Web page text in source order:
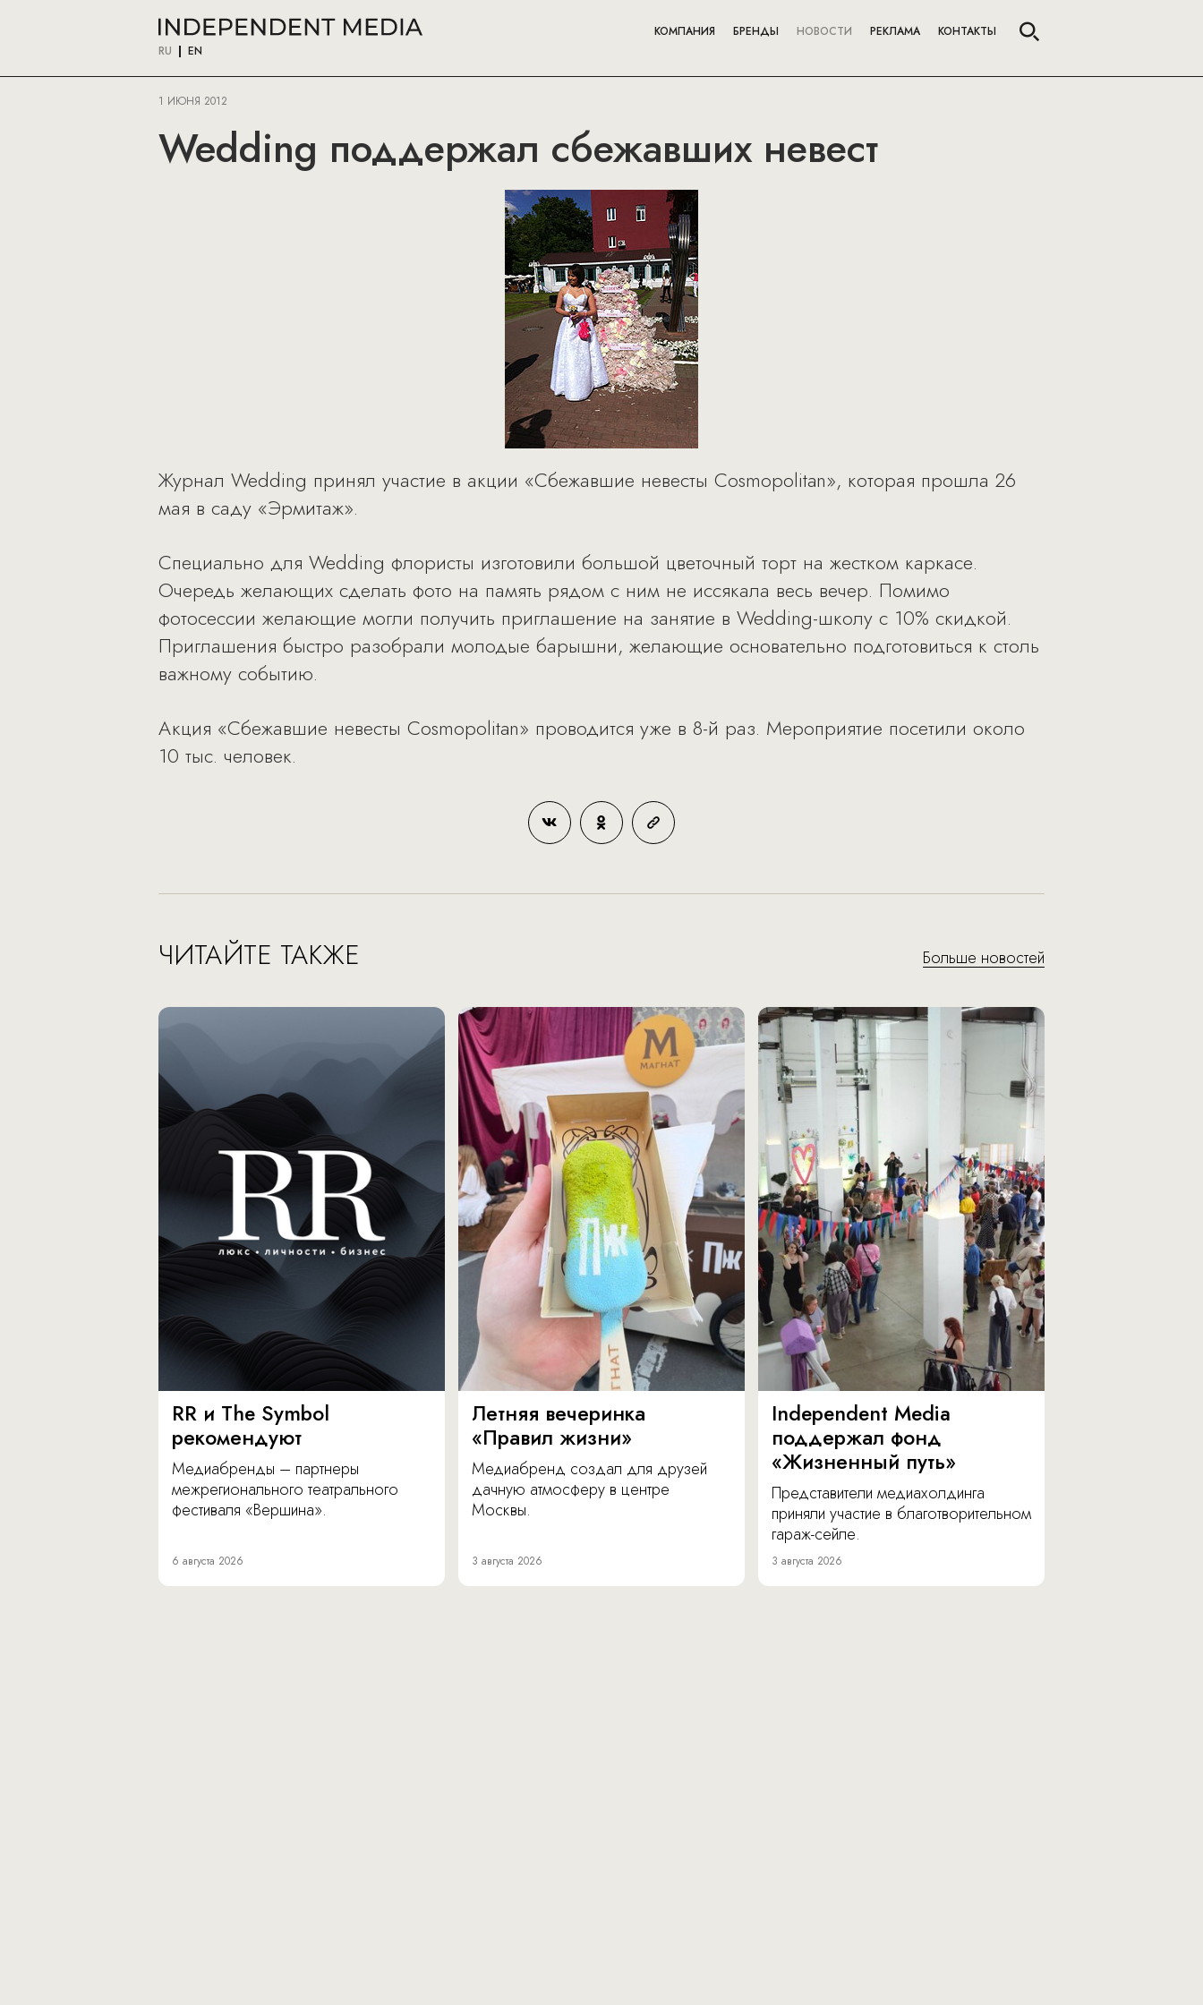
RU EN
КОМПАНИЯ БРЕНДЫ НОВОСТИ РЕКЛАМА КОНТАКТЫ
1 ИЮНЯ 2012
Wedding поддержал сбежавших невест
Журнал Wedding принял участие в акции «Сбежавшие невесты Cosmopolitan», которая прошла 26
мая в саду «Эрмитаж».
Специально для Wedding флористы изготовили большой цветочный торт на жестком каркасе.
Очередь желающих сделать фото на память рядом с ним не иссякала весь вечер. Помимо
фотосессии желающие могли получить приглашение на занятие в Wedding-школу с 10% скидкой.
Приглашения быстро разобрали молодые барышни, желающие основательно подготовиться к столь
важному событию.
Акция «Сбежавшие невесты Cosmopolitan» проводится уже в 8-й раз. Мероприятие посетили около
10 тыс. человек.
ЧИТАЙТЕ ТАКЖЕ Больше новостей
RR и The Symbol
рекомендуют
Медиабренды – партнеры
межрегионального театрального
фестиваля «Вершина».
6 августа 2026
Летняя вечеринка
«Правил жизни»
Медиабренд создал для друзей
дачную атмосферу в центре
Москвы.
3 августа 2026
Independent Media
поддержал фонд
«Жизненный путь»
Представители медиахолдинга
приняли участие в благотворительном
гараж-сейле.
3 августа 2026